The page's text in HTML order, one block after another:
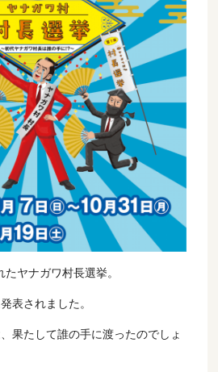
ヤナガワ村長選挙。
表されました。
果たして誰の手に渡ったのでしょ